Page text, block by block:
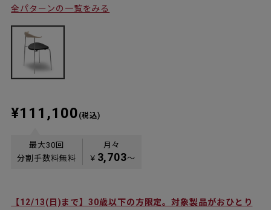
全パターンの一覧をみる
¥111,100 (税込)
最大30回
分割手数料無料
月々
￥ 3,703〜
【12/13(日)まで】30歳以下の方限定。対象製品がおひとり